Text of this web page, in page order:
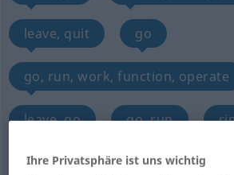
leave, quit go
go, run, work, function, operate
leave, go go, run
be on beat
Ihre Privatsphäre ist uns wichtig